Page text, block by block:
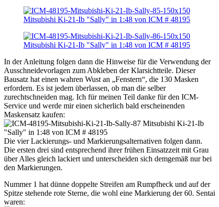
In der Anleitung folgen dann die Hinweise für die Verwendung der
Ausschneidevorlagen zum Abkleben der Klarsichtteile. Dieser
Bausatz hat einen wahren Wust an „Fenstern“, die 130 Masken
erfordern. Es ist jedem überlassen, ob man die selber
zurechtschneiden mag. Ich für meinen Teil danke für den ICM-
Service und werde mir einen sicherlich bald erscheinenden
Maskensatz kaufen:
Die vier Lackierungs- und Markierungsalternativen folgen dann.
Die ersten drei sind entsprechend ihrer frühen Einsatzzeit mit Grau
über Alles gleich lackiert und unterscheiden sich demgemäß nur bei
den Markierungen.
Nummer 1 hat dünne doppelte Streifen am Rumpfheck und auf der
Spitze stehende rote Sterne, die wohl eine Markierung der 60. Sentai
waren: